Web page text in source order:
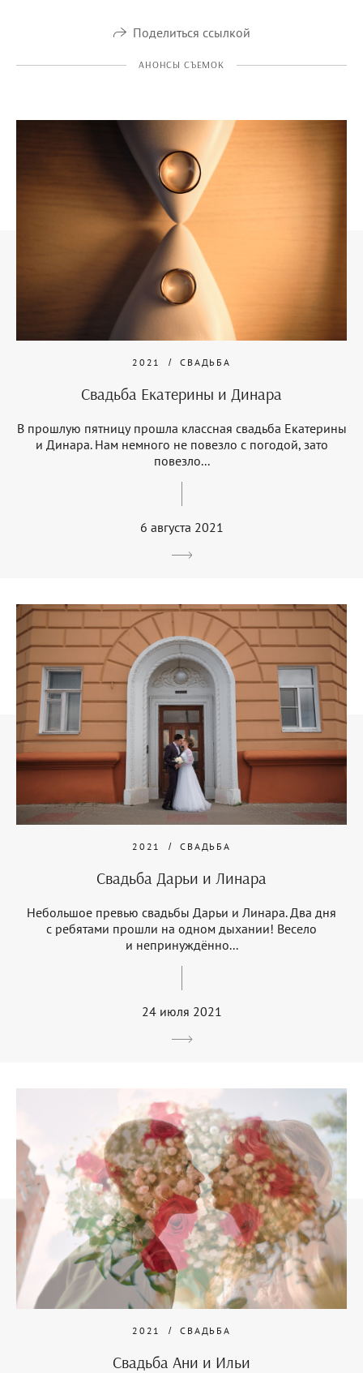
Поделиться ссылкой
АНОНСЫ СЪЕМОК
2021 СВАДЬБА
Свадьба Екатерины и Динара
В прошлую пятницу прошла классная свадьба Екатерины
и Динара. Нам немного не повезло с погодой, зато
повезло...
6 августа 2021
2021 СВАДЬБА
Свадьба Дарьи и Линара
Небольшое превью свадьбы Дарьи и Линара. Два дня
с ребятами прошли на одном дыхании! Весело
и непринуждённо...
24 июля 2021
2021 СВАДЬБА
Свадьба Ани и Ильи